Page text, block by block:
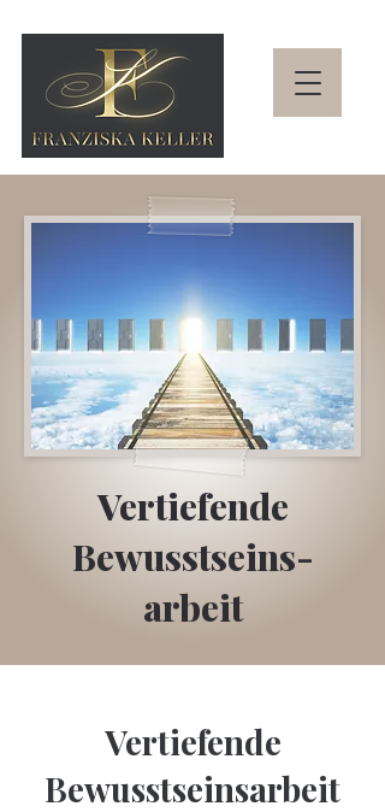
Vertiefende
Bewusstseins-
arbeit
Vertiefende
Bewusstseinsarbeit